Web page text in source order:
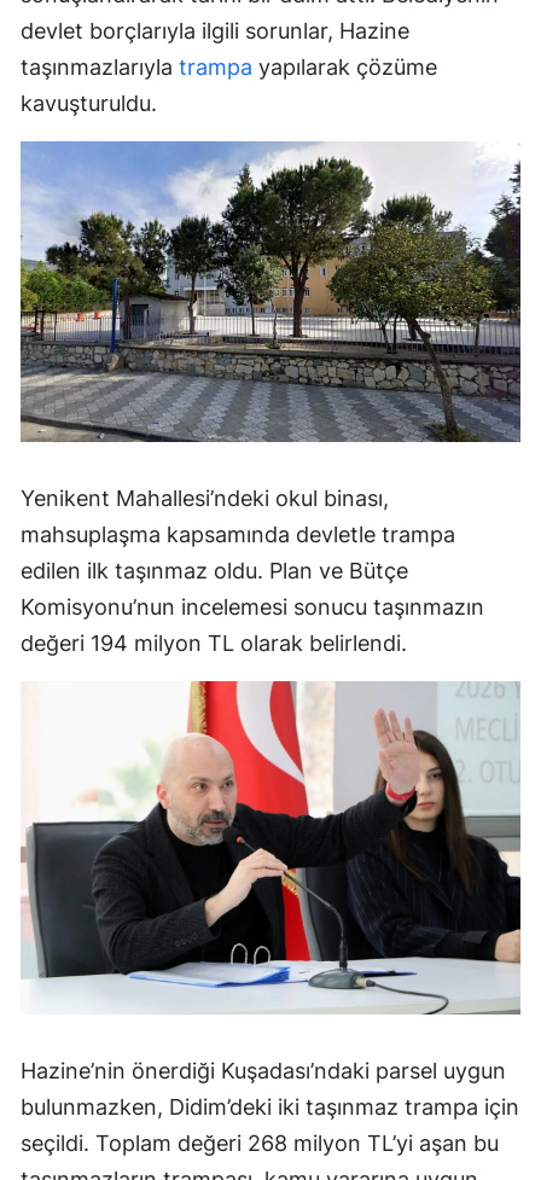
devlet borçlarıyla ilgili sorunlar, Hazine
taşınmazlarıyla trampa yapılarak çözüme
kavuşturuldu.
Yenikent Mahallesi’ndeki okul binası,
mahsuplaşma kapsamında devletle trampa
edilen ilk taşınmaz oldu. Plan ve Bütçe
Komisyonu’nun incelemesi sonucu taşınmazın
değeri 194 milyon TL olarak belirlendi.
Hazine’nin önerdiği Kuşadası’ndaki parsel uygun
bulunmazken, Didim’deki iki taşınmaz trampa için
seçildi. Toplam değeri 268 milyon TL’yi aşan bu